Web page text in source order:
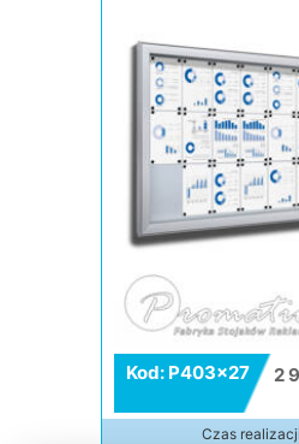
Kod: P403x27 2
Czas